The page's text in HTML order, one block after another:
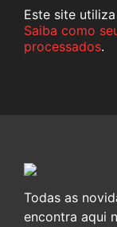
Este site
Saiba como
processados.
Todas as
encontra aqui